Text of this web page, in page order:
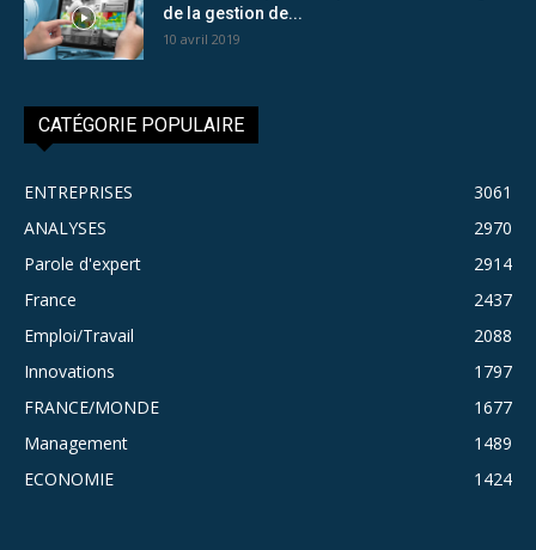
de la gestion de...
10 avril 2019
CATÉGORIE POPULAIRE
ENTREPRISES
3061
ANALYSES
2970
Parole d'expert
2914
France
2437
Emploi/Travail
2088
Innovations
1797
FRANCE/MONDE
1677
Management
1489
ECONOMIE
1424